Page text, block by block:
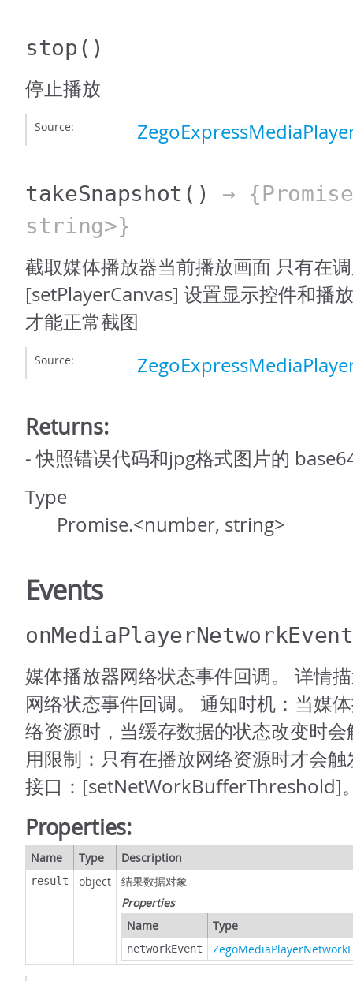
stop()
停止播放
Source:
takeSnapshot ()
→
string>}
截取媒体播放器当前播放画面 只有在
[setPlayerCanvas] 设置显示控件和播
才能正常截图
Source:
Returns:
- 快照错误代码和jpg格式图片的
Type
Promise.<number, string>
Events
onMediaPlayerNetworkEvent
媒体播放器网络状态事件回调。 详情
网络状态事件回调。 通知时机：当媒
络资源时，当缓存数据的状态改变时
用限制：只有在播放网络资源时才会
接口：[setNetWorkBufferThreshold]
Properties:
Name Type Description
result object
结果数据对象
Properties
Name
Type
networkEvent